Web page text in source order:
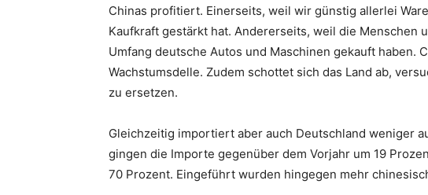
Chinas profitiert. Einerseits, weil wir günstig allerlei
Kaufkraft gestärkt hat. Andererseits, weil die Menschen
Umfang deutsche Autos und Maschinen gekauft haben.
Wachstumsdelle. Zudem schottet sich das Land ab,
zu ersetzen.
Gleichzeitig importiert aber auch Deutschland weniger
gingen die Importe gegenüber dem Vorjahr um 19
70 Prozent. Eingeführt wurden hingegen mehr